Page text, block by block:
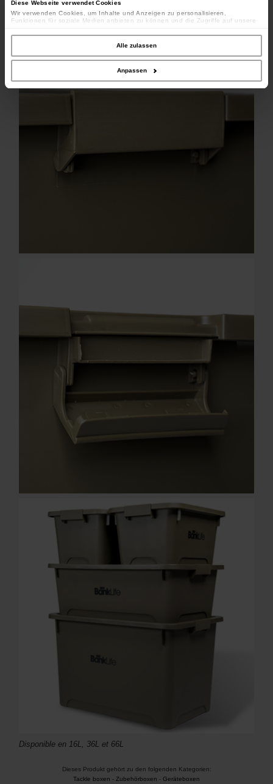
Diese Webseite verwendet Cookies
Wir verwenden Cookies, um Inhalte und Anzeigen zu personalisieren,
Funktionen für soziale Medien anbieten zu können und die Zugriffe auf unsere
unserer Website an unsere Partner für soziale Medien, Werbung und Analysen
weiter. Unsere Partner führen diese Informationen möglicherweise mit weiteren
Daten zusammen, die Sie ihnen bereitgestellt haben oder die sie im Rahmen
Ihrer Nutzung der Dienste gesammelt haben.
Alle zulassen
Anpassen
Disponible en 16L, 36L et 66L
Dieses Produkt gehört zu den folgenden Kategorien:
Tackle boxen - Zubehörboxen - Geräteboxen